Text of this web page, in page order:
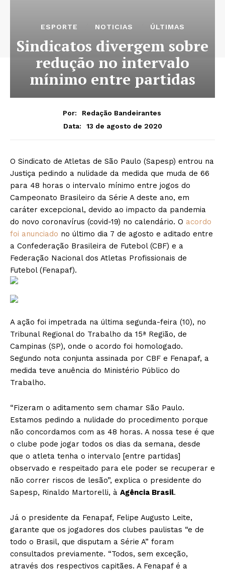
ESPORTE NOTICIAS ÚLTIMAS
Sindicatos divergem sobre
redução no intervalo
mínimo entre partidas
Por:
Redação Bandeirantes
Data:
13 de agosto de 2020
O Sindicato de Atletas de São Paulo (Sapesp) entrou na
Justiça pedindo a nulidade da medida que muda de 66
para 48 horas o intervalo mínimo entre jogos do
Campeonato Brasileiro da Série A deste ano, em
caráter excepcional, devido ao impacto da pandemia
do novo coronavírus (covid-19) no calendário. O acordo
foi anunciado no último dia 7 de agosto e aditado entre
a Confederação Brasileira de Futebol (CBF) e a
Federação Nacional dos Atletas Profissionais de
Futebol (Fenapaf).
A ação foi impetrada na última segunda-feira (10), no
Tribunal Regional do Trabalho da 15ª Região, de
Campinas (SP), onde o acordo foi homologado.
Segundo nota conjunta assinada por CBF e Fenapaf, a
medida teve anuência do Ministério Público do
Trabalho.
“Fizeram o aditamento sem chamar São Paulo.
Estamos pedindo a nulidade do procedimento porque
não concordamos com as 48 horas. A nossa tese é que
o clube pode jogar todos os dias da semana, desde
que o atleta tenha o intervalo [entre partidas]
observado e respeitado para ele poder se recuperar e
não correr riscos de lesão”, explica o presidente do
Sapesp, Rinaldo Martorelli, à Agência Brasil.
Já o presidente da Fenapaf, Felipe Augusto Leite,
garante que os jogadores dos clubes paulistas “e de
todo o Brasil, que disputam a Série A” foram
consultados previamente. “Todos, sem exceção,
através dos respectivos capitães. A Fenapaf é a